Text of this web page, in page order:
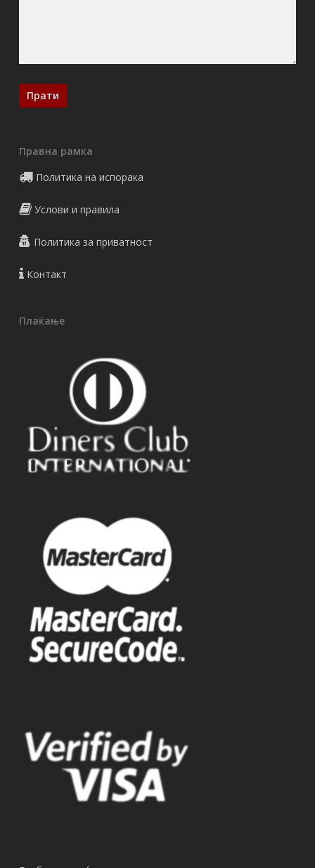
Правна рамка
Политика на испорака
Услови и правила
Политика за приватност
Контакт
Плаќање